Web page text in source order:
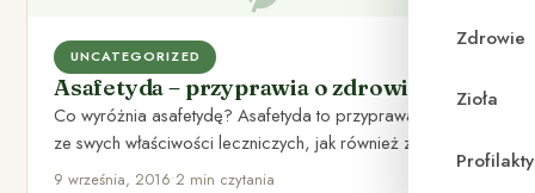
Zdrowie
Zioła
UNCATEGORIZED
Asafetyda – przyprawia o zdrowie
Co wyróżnia asafetydę? Asafetyda to przyprawa znana
ze swych właściwości leczniczych, jak również z silnego,
ostrego aromatu i…
9 września, 2016•2 min czytania